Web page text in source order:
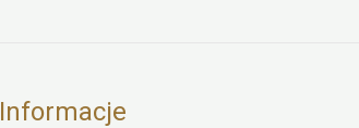
Informacje